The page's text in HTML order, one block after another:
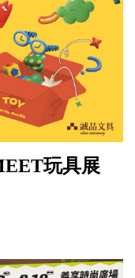
玩具展